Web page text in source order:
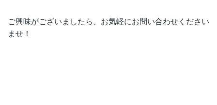
ご興味がございましたら、お気軽にお問い合わせください
ませ！